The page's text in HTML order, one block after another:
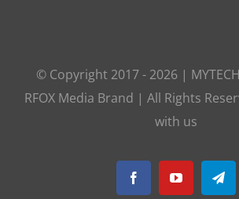
© Copyright 2017 - 2026 |
RFOX Media Brand | All Rights
with us
FacebookYouTube